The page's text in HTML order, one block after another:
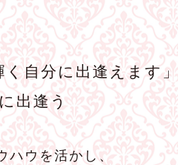
自分に出逢えます」
出逢う
ハウを活かし、